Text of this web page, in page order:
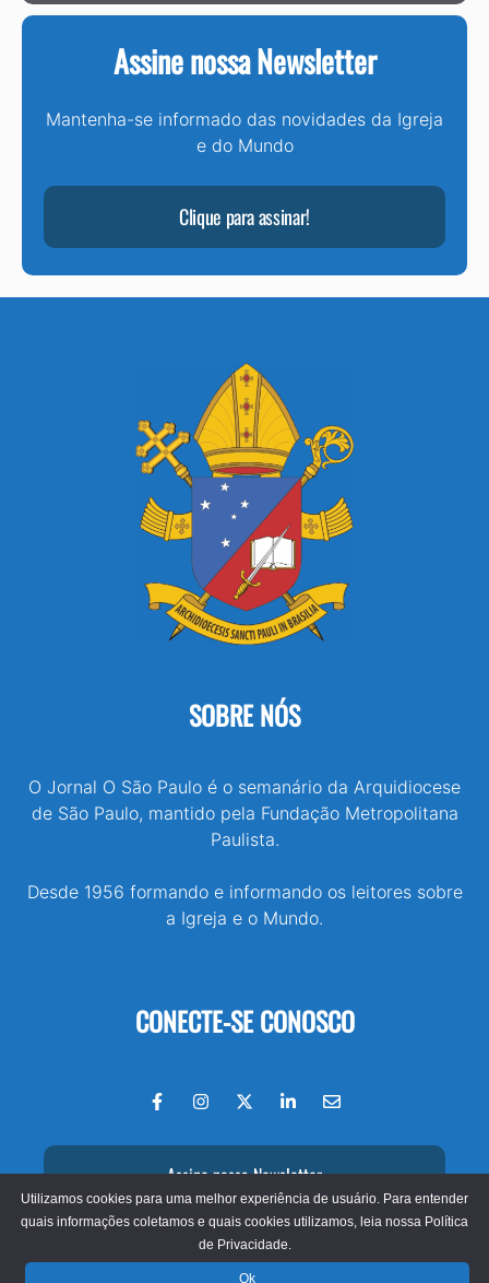
Assine nossa Newsletter
Mantenha-se informado das novidades da Igreja
e do Mundo
Clique para assinar!
SOBRE NÓS
O Jornal O São Paulo é o semanário da Arquidiocese
de São Paulo, mantido pela Fundação Metropolitana
Paulista.
Desde 1956 formando e informando os leitores sobre
a Igreja e o Mundo.
CONECTE-SE CONOSCO
Assine nossa Newsletter
© 2026 - Jornal O São Paulo
Ok
Utilizamos cookies para uma melhor experiência de usuário. Para entender
quais informações coletamos e quais cookies utilizamos, leia nossa Política
de Privacidade.